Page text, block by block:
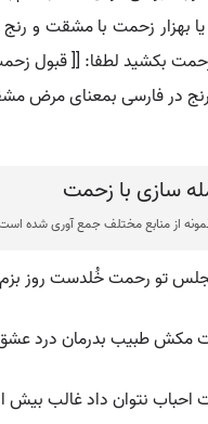
بهزار زحمت با مشقت و
بکشید لطفا: [[ قبول زحمت
در فارسی بمعنای مرض
سازی با زحمت
از منابع مختلف جمع آوری شده
تو رحمت خُلدست روز بزم
مکش طبیب بدرمان درد
نتوان داد غالب بیش